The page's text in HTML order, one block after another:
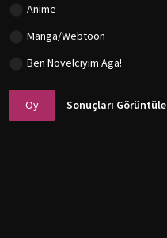
Anime
Manga/Webtoon
Ben Novelciyim Aga!
Oy Sonuçları Görüntüle